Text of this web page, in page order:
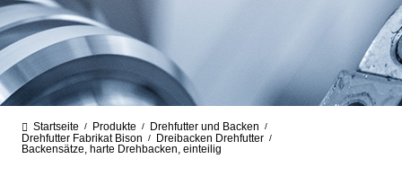
Startseite / Produkte / Drehfutter und Backen /
Drehfutter Fabrikat Bison / Dreibacken Drehfutter /
Backensätze, harte Drehbacken, einteilig